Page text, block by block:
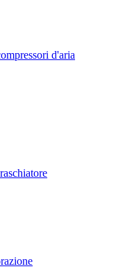
d'aria